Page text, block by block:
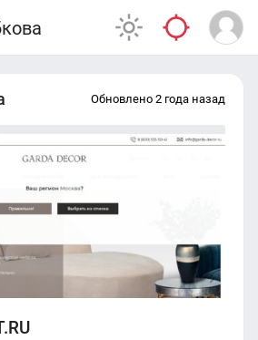
Обновлено 2 года назад